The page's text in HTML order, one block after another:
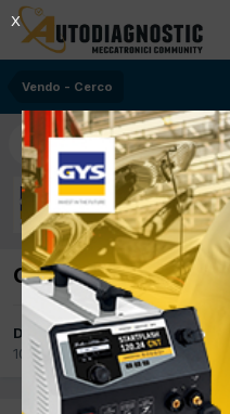
Vendo - Cerco
Cerco Pistone Mazda
Da VinnyG
10 Giugno 2015 inVendo - Cerco
X